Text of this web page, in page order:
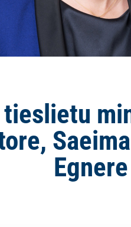
tieslietu
Egnere